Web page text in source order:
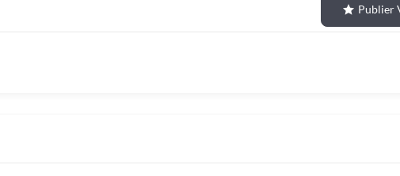
Publier